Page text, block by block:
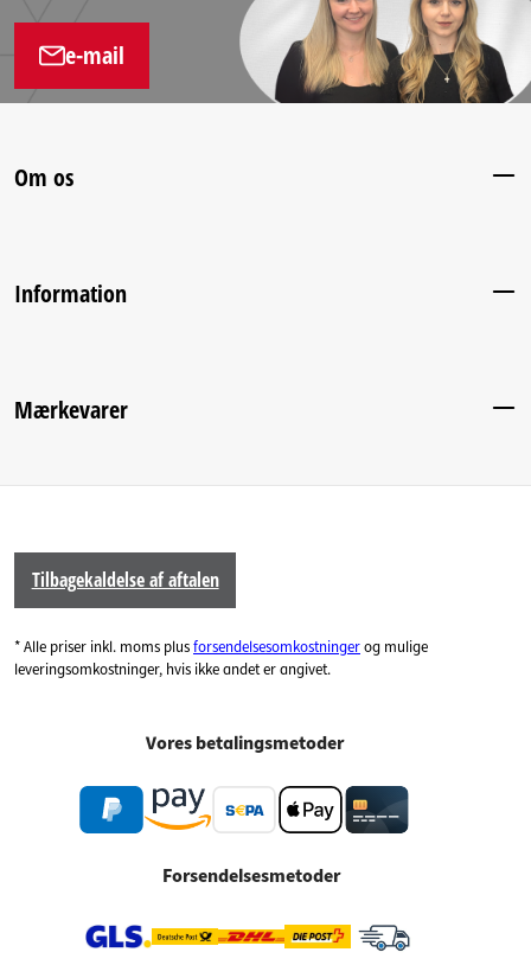
e-mail
Om os
Information
Mærkevarer
Tilbagekaldelse af aftalen
* Alle priser inkl. moms plusforsendelsesomkostningerog mulige
leveringsomkostninger, hvis ikke andet er angivet.
Vores betalingsmetoder
Forsendelsesmetoder